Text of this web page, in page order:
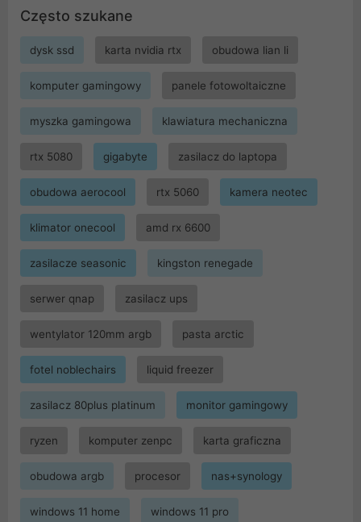
Często szukane
dysk ssd karta nvidia rtx obudowa lian li
komputer gamingowy panele fotowoltaiczne
myszka gamingowa klawiatura mechaniczna
rtx 5080 gigabyte zasilacz do laptopa
obudowa aerocool rtx 5060 kamera neotec
klimator onecool amd rx 6600
zasilacze seasonic kingston renegade
serwer qnap zasilacz ups
wentylator 120mm argb pasta arctic
fotel noblechairs liquid freezer
zasilacz 80plus platinum monitor gamingowy
ryzen komputer zenpc karta graficzna
obudowa argb procesor nas+synology
windows 11 home windows 11 pro